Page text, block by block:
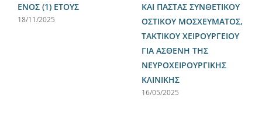
ΕΝΟΣ (1) ΕΤΟΥΣ
18/11/2025
ΚΑΙ ΠΑΣΤΑΣ ΣΥΝΘΕΤΙΚΟΥ
ΟΣΤΙΚΟΥ ΜΟΣΧΕΥΜΑΤΟΣ,
ΤΑΚΤΙΚΟΥ ΧΕΙΡΟΥΡΓΕΙΟΥ
ΓΙΑ ΑΣΘΕΝΗ ΤΗΣ
ΝΕΥΡΟΧΕΙΡΟΥΡΓΙΚΗΣ
ΚΛΙΝΙΚΗΣ
16/05/2025